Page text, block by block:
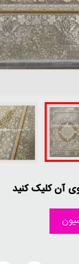
آن کلیک کنید